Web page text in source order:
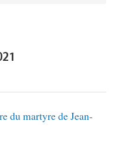
du martyre de Jean-